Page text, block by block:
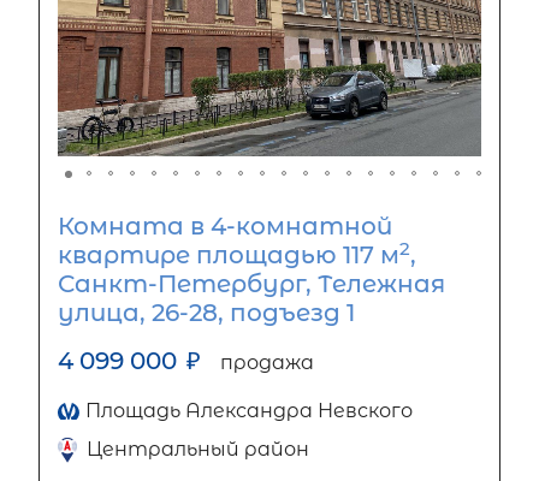
Комната в 4-комнатной
квартире площадью 117 м2,
Санкт-Петербург, Тележная
улица, 26-28, подъезд 1
4 099 000 ₽ продажа
Площадь Александра Невского
Центральный район